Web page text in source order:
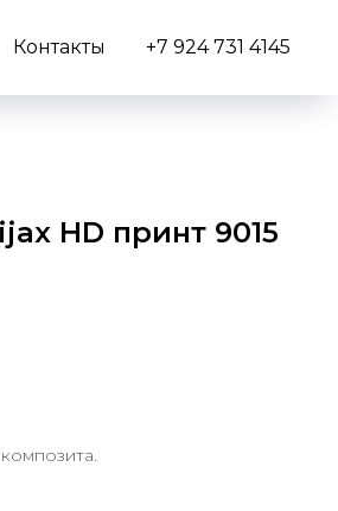
Контакты +7 924 731 4145
HD принт 9015